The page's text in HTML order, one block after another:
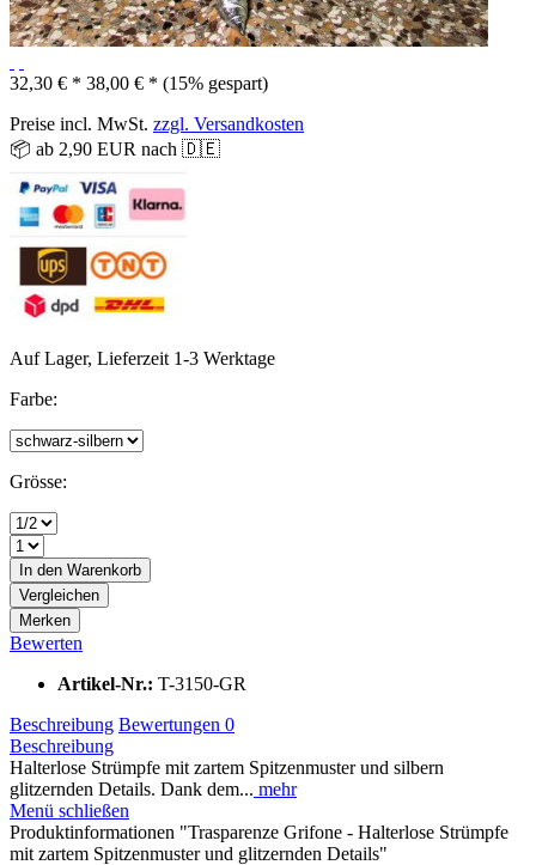
32,30 € * 38,00 € * (15% gespart)
Preise incl. MwSt. zzgl. Versandkosten
📦 ab 2,90 EUR nach 🇩🇪
Auf Lager, Lieferzeit 1-3 Werktage
Farbe:
Grösse:
In den Warenkorb
Vergleichen
Merken
Bewerten
Artikel-Nr.: T-3150-GR
Beschreibung Bewertungen 0
Beschreibung
Halterlose Strümpfe mit zartem Spitzenmuster und silbern
glitzernden Details. Dank dem... mehr
Menü schließen
Produktinformationen "Trasparenze Grifone - Halterlose Strümpfe
mit zartem Spitzenmuster und glitzernden Details"